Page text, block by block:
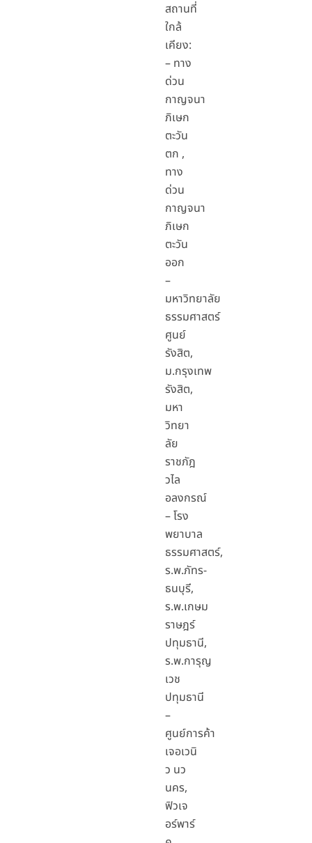
สถานที่
ใกล้
เคียง:
– ทาง
ด่วน
กาญจนา
ภิเษก
ตะวัน
ตก ,
ทาง
ด่วน
กาญจนา
ภิเษก
ตะวัน
ออก
–
มหาวิทยาลัย
ธรรมศาสตร์
ศูนย์
รังสิต,
ม.กรุงเทพ
รังสิต,
มหา
วิทยา
ลัย
ราชภัฎ
วไล
อลงกรณ์
– โรง
พยาบาล
ธรรมศาสตร์,
ร.พ.ภัทร-
ธนบุรี,
ร.พ.เกษม
ราษฎร์
ปทุมธานี,
ร.พ.การุญ
เวช
ปทุมธานี
–
ศูนย์การค้า
เจอเวนิ
ว นว
นคร,
ฟิวเจ
อร์พาร์